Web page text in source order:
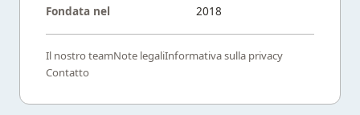
Fondata nel
2018
Il nostro teamNote legaliInformativa sulla privacy
Contatto